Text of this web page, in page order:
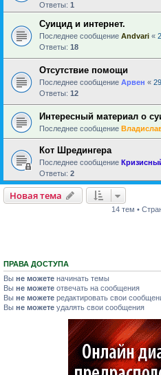
Ответы: 1
Суицид и интернет.
Последнее сообщение Andvari «
Ответы: 18
Отсутствие помощи
Последнее сообщение Арвен «
Ответы: 12
Интересный материал о
Последнее сообщение
Кот Шредингера
Последнее сообщение
Ответы: 2
Новая тема
14 тем •
ПРАВА ДОСТУПА
Вы не можете начинать темы
Вы не можете отвечать на сообщения
Вы не можете редактировать свои
Вы не можете удалять свои сообщения